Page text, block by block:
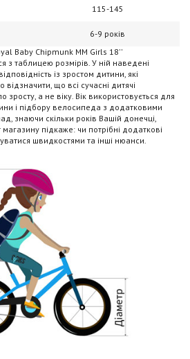
115-145
6-9 років
Baby Chipmunk MM Girls 18''
з таблицею розмірів. У ній наведені
із зростом дитини, які
що всі сучасні дитячі
а не віку. Вік використовується для
і підбору велосипеда з додатковими
знаючи скільки років Вашій донечці,
підкаже: чи потрібні додаткові
швидкостями та інші нюанси.